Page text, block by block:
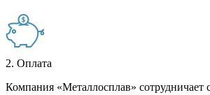
2. Оплата
Компания «Металлосплав»